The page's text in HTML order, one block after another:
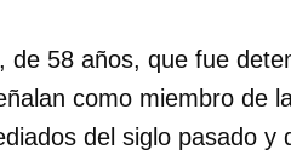
58 años, que fue
como miembro de
del siglo pasado y